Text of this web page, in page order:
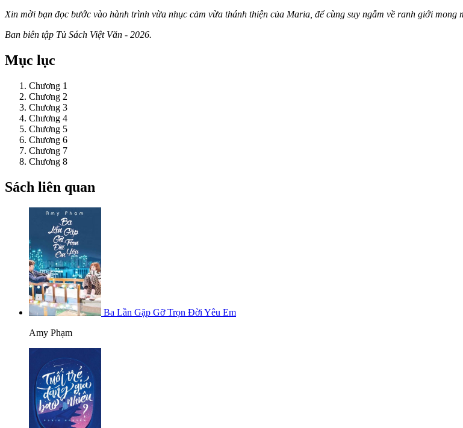
Xin mời bạn đọc bước vào hành trình vừa nhục cảm vừa thánh thiện của Maria, để cùng suy ngẫm về ranh giới mong
Ban biên tập Tủ Sách Việt Văn - 2026.
Mục lục
Chương 1
Chương 2
Chương 3
Chương 4
Chương 5
Chương 6
Chương 7
Chương 8
Sách liên quan
Ba Lần Gặp Gỡ Trọn Đời Yêu Em
Amy Phạm